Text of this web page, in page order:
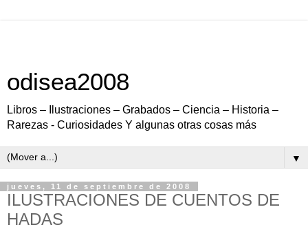
odisea2008
Libros – Ilustraciones – Grabados – Ciencia – Historia –
Rarezas - Curiosidades Y algunas otras cosas más
▼
jueves, 11 de septiembre de 2008
ILUSTRACIONES DE CUENTOS DE
HADAS